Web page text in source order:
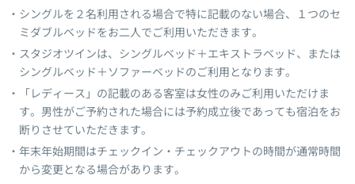
シングルを２名利用される場合で特に記載のない場合、１つのセ
ミダブルベッドをお二人でご利用いただきます。
スタジオツインは、シングルベッド＋エキストラベッド、または
シングルベッド＋ソファーベッドのご利用となります。
「レディース」の記載のある客室は女性のみご利用いただけま
す。男性がご予約された場合には予約成立後であっても宿泊をお
断りさせていただきます。
年末年始期間はチェックイン・チェックアウトの時間が通常時間
から変更となる場合があります。